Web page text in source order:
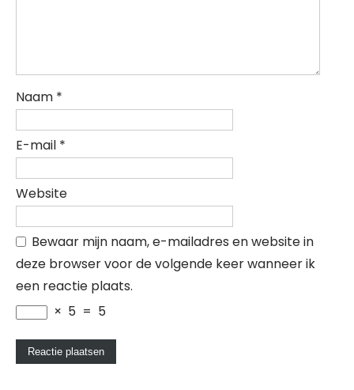
Naam *
E-mail *
Website
Bewaar mijn naam, e-mailadres en website in
deze browser voor de volgende keer wanneer ik
een reactie plaats.
× 5 = 5